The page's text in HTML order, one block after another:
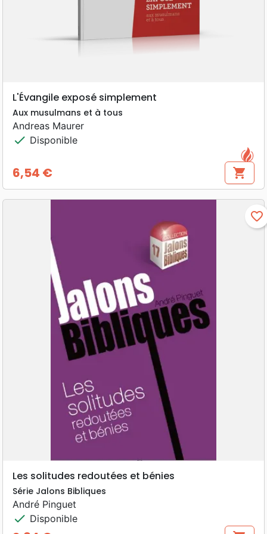
L'Évangile exposé simplement
Aux musulmans et à tous
Andreas Maurer
check Disponible
Prix
6,54 € shopping_cart
favorite_border
Les solitudes redoutées et bénies
Série Jalons Bibliques
André Pinguet
check Disponible